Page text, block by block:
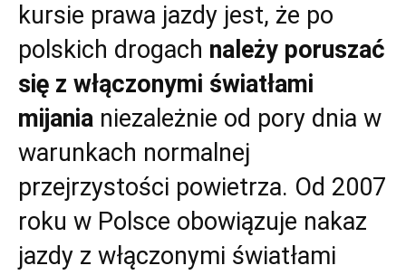
kursie prawa jazdy jest, że po
polskich drogach należy poruszać
się z włączonymi światłami
mijania niezależnie od pory dnia w
warunkach normalnej
przejrzystości powietrza. Od 2007
roku w Polsce obowiązuje nakaz
jazdy z włączonymi światłami